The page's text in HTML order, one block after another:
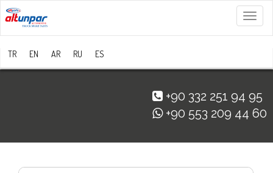
Menü
TR EN AR RU ES
+90 332 251 94 95
+90 553 209 44 60